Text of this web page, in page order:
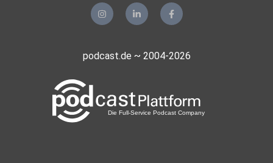
podcast.de ~ 2004-2026